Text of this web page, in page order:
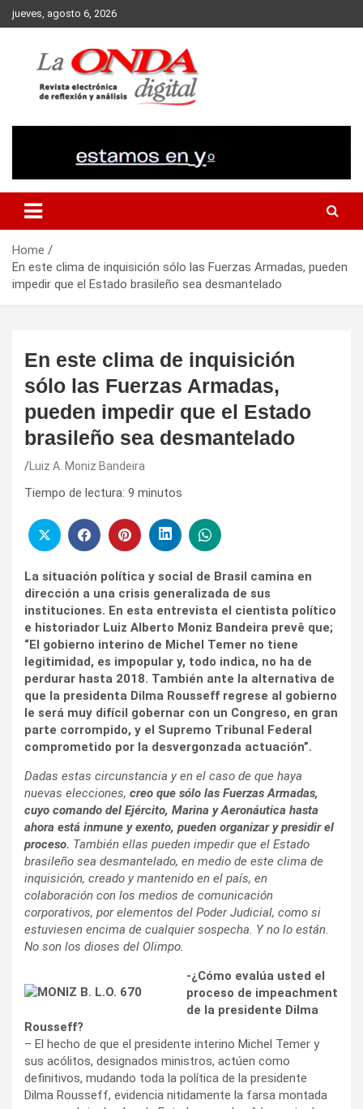
Skip
to
jueves, agosto 6, 2026
Home
En este clima de inquisición sólo las Fuerzas Armadas, pueden
impedir que el Estado brasileño sea desmantelado
En este clima de inquisición
sólo las Fuerzas Armadas,
pueden impedir que el Estado
brasileño sea desmantelado
Luiz A. Moniz Bandeira
Tiempo de lectura: 9 minutos
La situación política y social de Brasil camina en
dirección a una crisis generalizada de sus
instituciones. En esta entrevista el cientista político
e historiador Luiz Alberto Moniz Bandeira prevê que;
“El gobierno interino de Michel Temer no tiene
legitimidad, es impopular y, todo indica, no ha de
perdurar hasta 2018. También ante la alternativa de
que la presidenta Dilma Rousseff regrese al gobierno
le será muy difícil gobernar con un Congreso, en gran
parte corrompido, y el Supremo Tribunal Federal
comprometido por la desvergonzada actuación”.
Dadas estas circunstancia y en el caso de que haya
nuevas elecciones, creo que sólo las Fuerzas Armadas,
cuyo comando del Ejército, Marina y Aeronáutica hasta
ahora está inmune y exento, pueden organizar y presidir el
proceso. También ellas pueden impedir que el Estado
brasileño sea desmantelado, en medio de este clima de
inquisición, creado y mantenido en el país, en
colaboración con los medios de comunicación
corporativos, por elementos del Poder Judicial, como si
estuviesen encima de cualquier sospecha. Y no lo están.
No son los dioses del Olimpo.
-¿Cómo evalúa usted el
proceso de impeachment
de la presidente Dilma
Rousseff?
– El hecho de que el presidente interino Michel Temer y
sus acólitos, designados ministros, actúen como
definitivos, mudando toda la política de la presidente
Dilma Rousseff, evidencia nitidamente la farsa montada